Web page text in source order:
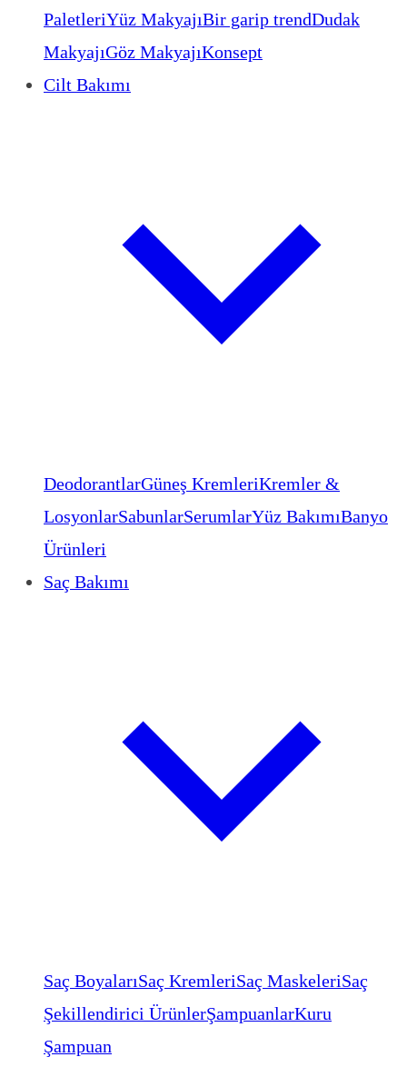
PaletleriYüz MakyajıBir garip trendDudak
MakyajıGöz MakyajıKonsept
Cilt Bakımı
DeodorantlarGüneş KremleriKremler &
LosyonlarSabunlarSerumlarYüz BakımıBanyo
Ürünleri
Saç Bakımı
Saç BoyalarıSaç KremleriSaç MaskeleriSaç
Şekillendirici ÜrünlerŞampuanlarKuru
Şampuan